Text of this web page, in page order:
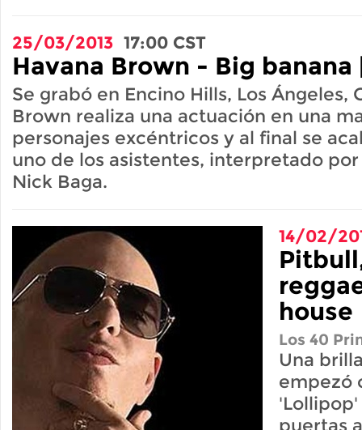
25/03/2013 17:00 CST
Havana Brown - Big banana
Se grabó en Encino Hills, Los Ángeles,
Brown realiza una actuación en una
personajes excéntricos y al final se
uno de los asistentes, interpretado
Nick Baga.
14/02/
house
Los 40
Una
empezó
puertas